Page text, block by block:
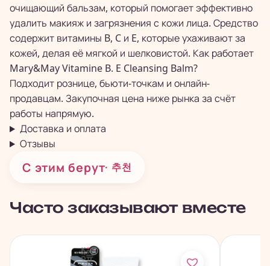
очищающий бальзам, который помогает эффективно
удалить макияж и загрязнения с кожи лица. Средство
содержит витамины B, C и E, которые ухаживают за
кожей, делая её мягкой и шелковистой. Как работает
Mary&May Vitamine B. E Cleansing Balm?
Подходит рознице, бьюти-точкам и онлайн-
продавцам. Закупочная цена ниже рынка за счёт
работы напрямую.
Доставка и оплата
Отзывы
С этим берут· 추천
Часто заказывают вместе